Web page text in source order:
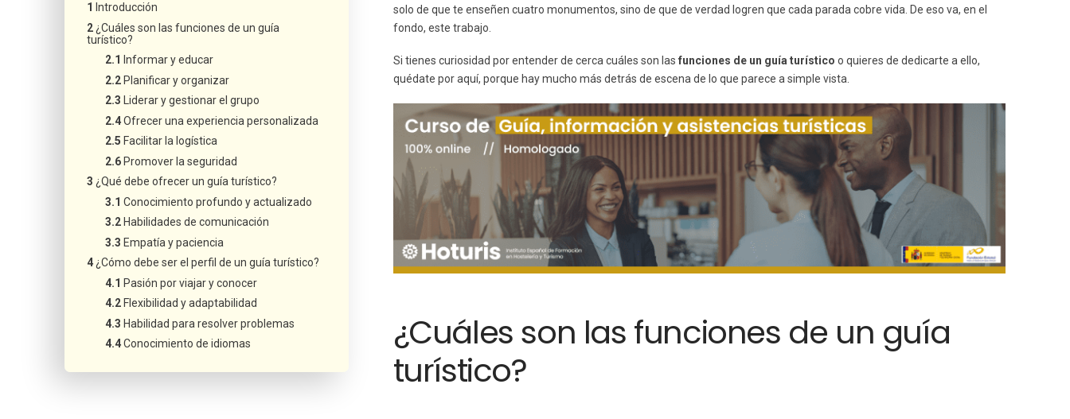
Introducción
¿Cuáles son las funciones de un guía
turístico?
Informar y educar
Planificar y organizar
Liderar y gestionar el grupo
Ofrecer una experiencia personalizada
Facilitar la logística
Promover la seguridad
¿Qué debe ofrecer un guía turístico?
Conocimiento profundo y actualizado
Habilidades de comunicación
Empatía y paciencia
¿Cómo debe ser el perfil de un guía turístico?
Pasión por viajar y conocer
Flexibilidad y adaptabilidad
Habilidad para resolver problemas
Conocimiento de idiomas
solo de que te enseñen cuatro monumentos, sino de que de verdad logren que cada parada cobre vida. De eso va, en el
fondo, este trabajo.
Si tienes curiosidad por entender de cerca cuáles son las funciones de un guía turístico o quieres de dedicarte a ello,
quédate por aquí, porque hay mucho más detrás de escena de lo que parece a simple vista.
¿Cuáles son las funciones de un guía
turístico?